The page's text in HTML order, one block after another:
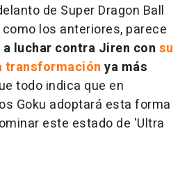
de Super Dragon Ball
los anteriores, parece
a luchar contra Jiren con su
transformación ya más
todo indica que en
Goku adoptará esta forma
este estado de 'Ultra